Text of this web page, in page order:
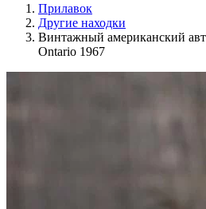
Прилавок
Другие находки
Винтажный американский
Ontario 1967